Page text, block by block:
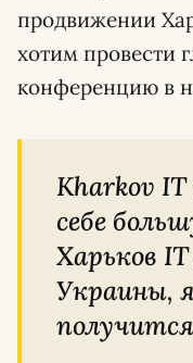
продвижении
хотим провести
конференцию в
Kharkov IT Cluster поставил
себе
Харьков
Украины,